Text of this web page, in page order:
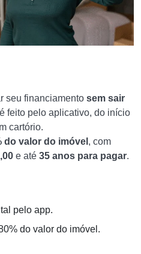
seu financiamento sem sair
feito pelo aplicativo, do início
cartório.
do valor do imóvel , com
e até 35 anos para pagar.
pelo app.
do valor do imóvel.